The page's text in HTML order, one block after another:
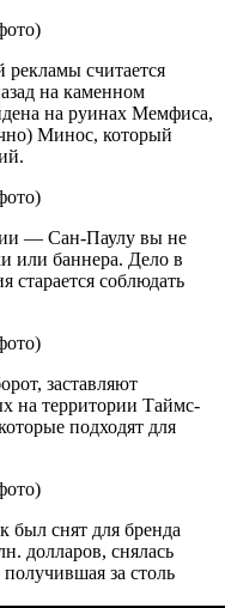
считается
на каменном
на руинах Мемфиса,
Минос, который
— Сан-Паулу вы не
или баннера. Дело в
старается соблюдать
заставляют
на территории Таймс-
подходят для
был снят для бренда
долларов, снялась
за столь